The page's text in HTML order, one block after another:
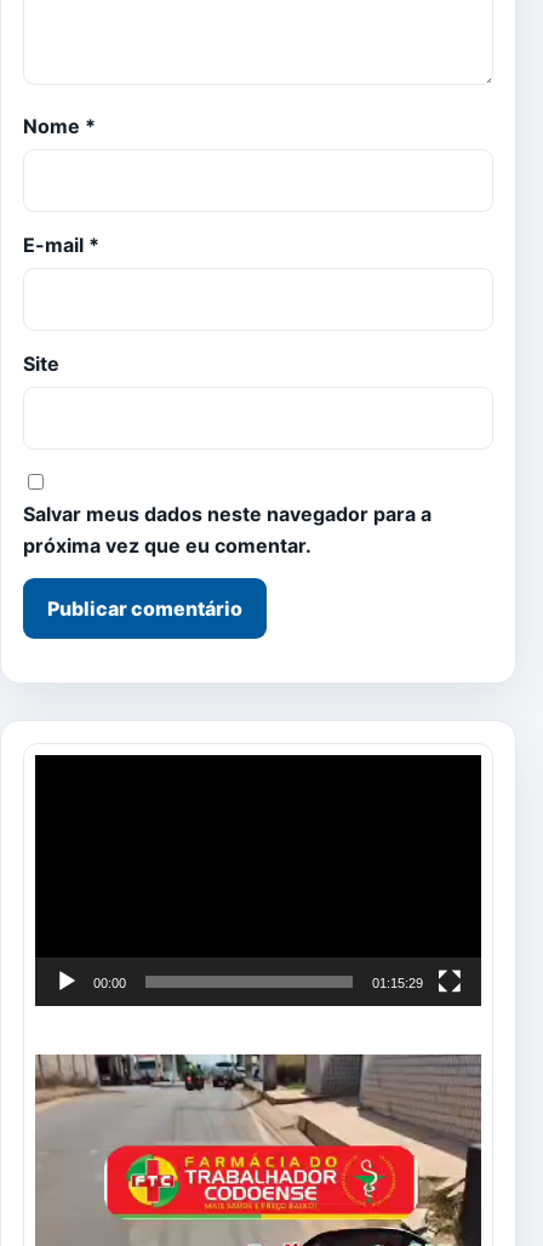
Nome *
E-mail *
Site
Salvar meus dados neste navegador para a
próxima vez que eu comentar.
00:00 01:15:29
Tocador
de